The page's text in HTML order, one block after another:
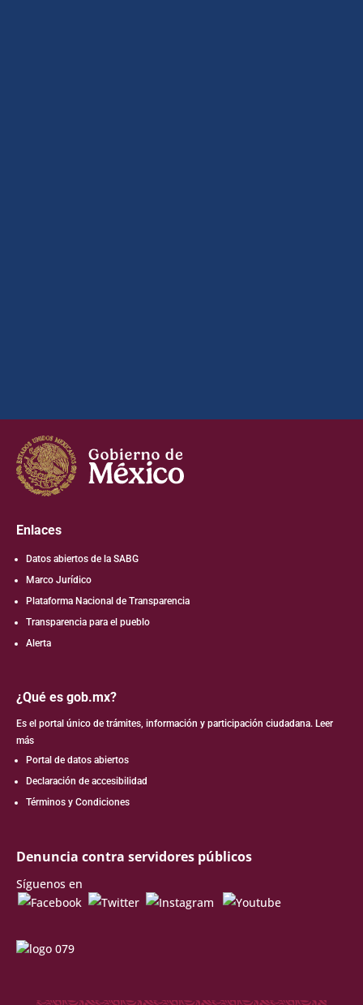
Enlaces
Datos abiertos de la SABG
Marco Jurídico
Plataforma Nacional de Transparencia
Transparencia para el pueblo
Alerta
¿Qué es gob.mx?
Es el portal único de trámites, información y participación ciudadana. Leer
más
Portal de datos abiertos
Declaración de accesibilidad
Términos y Condiciones
Denuncia contra servidores públicos
Síguenos en